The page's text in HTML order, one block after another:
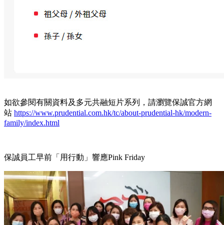
如欲參閱有關資料及多元共融短片系列，請瀏覽保誠官方網
站 https://www.prudential.com.hk/tc/about-prudential-hk/modern-
family/index.html
保誠員工早前「用行動」響應Pink Friday